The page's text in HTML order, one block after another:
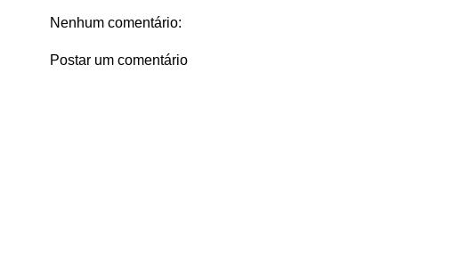
Nenhum comentário:
Postar um comentário